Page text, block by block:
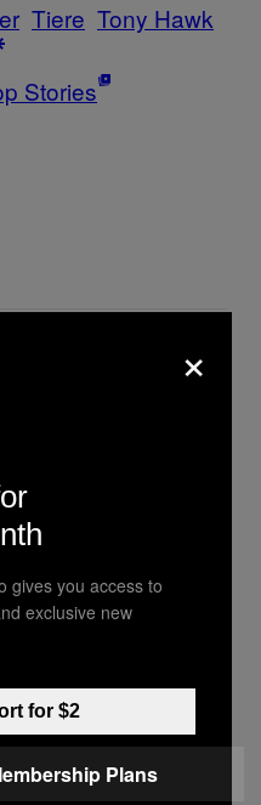
Tiere Tony Hawk
Stories
Ice Hatch
All Bonuses
×
gives you access to
exclusive new
for $2
Plans